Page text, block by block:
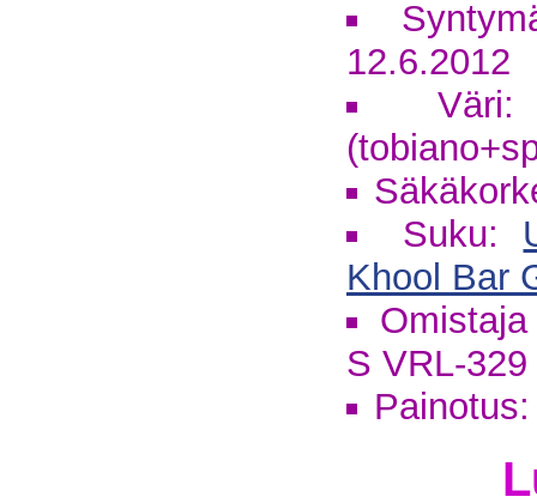
12.6.2012
Suku:
Khool Bar
S VRL-